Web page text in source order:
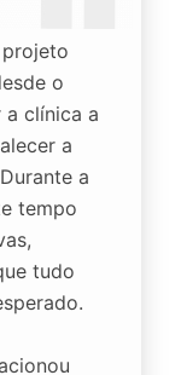
o
clínica a
a
a
tempo
tudo